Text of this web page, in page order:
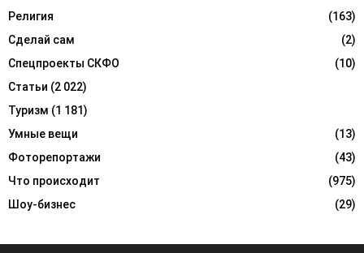
Религия
(163)
Сделай сам
(2)
Спецпроекты СКФО
(10)
Статьи (2 022)
Туризм (1 181)
Умные вещи
(13)
Фоторепортажи
(43)
Что происходит
(975)
Шоу-бизнес
(29)